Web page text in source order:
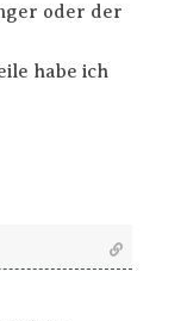
oder der
habe ich